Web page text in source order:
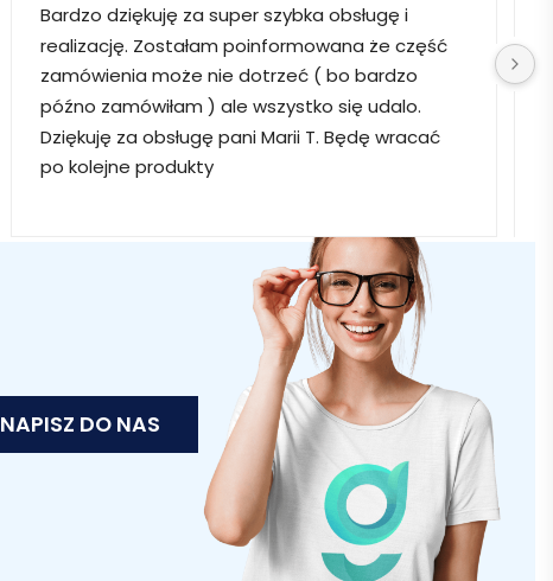
Bardzo dziękuję za super szybka obsługę i
realizację. Zostałam poinformowana że część
zamówienia może nie dotrzeć ( bo bardzo
późno zamówiłam ) ale wszystko się udalo.
Dziękuję za obsługę pani Marii T. Będę wracać
po kolejne produkty
NAPISZ DO NAS